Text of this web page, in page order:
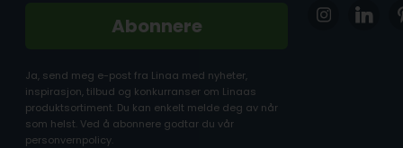
Abonnere
Ja, send meg e-post fra Linaa med nyheter,
inspirasjon, tilbud og konkurranser om Linaas
produktsortiment. Du kan enkelt melde deg av når
som helst. Ved å abonnere godtar du vår
personvernpolicy.